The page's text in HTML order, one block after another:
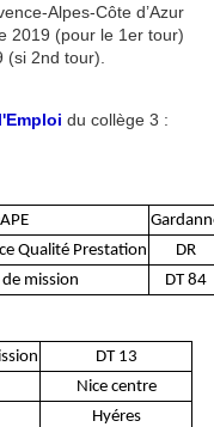
Alpes-Côte d’Azur
2019 (pour le 1er tour)
2nd tour).
du collège 3 :
Qualité Prestation
DR
mission DT 84
DT 13
Nice centre
Hyéres